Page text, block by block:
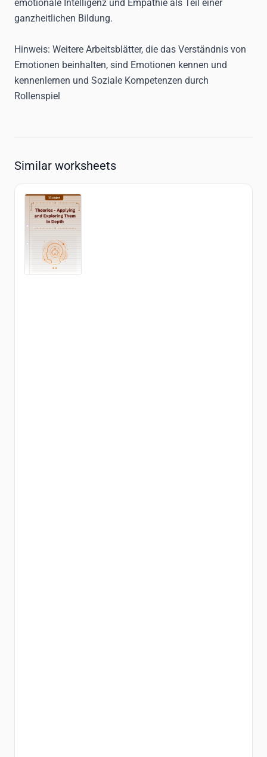
emotionale Intelligenz und Empathie als Teil einer
ganzheitlichen Bildung.
Hinweis: Weitere Arbeitsblätter, die das Verständnis von
Emotionen beinhalten, sind Emotionen kennen und
kennenlernen und Soziale Kompetenzen durch
Rollenspiel
Similar worksheets